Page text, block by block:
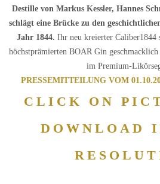
Destille von Markus Kessler, Hannes
schlägt eine Brücke zu den
Jahr 1844. Ihr neu kreierter Caliber1844
höchstprämierten BOAR Gin
im Premium-
PRESSEMITTEILUNG VOM
CLICK ON
DOWNLOAD